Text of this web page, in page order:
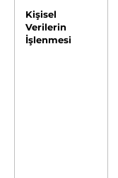
Kişisel
Verilerin
İşlenmesi